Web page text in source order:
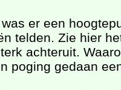
er een
telden. Zie hier
achteruit.
poging gedaan